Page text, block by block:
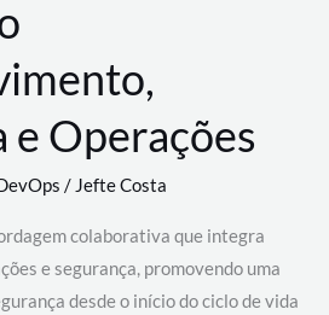
e Operações
/Jefte Costa
colaborativa que integra
e segurança, promovendo uma
desde o início do ciclo de vida